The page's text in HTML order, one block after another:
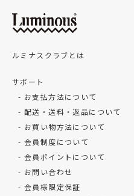
ルミナスクラブとは
サポート
お支払方法について
配送・送料・返品について
お買い物方法について
会員制度について
会員ポイントについて
お問い合わせ
会員様限定保証